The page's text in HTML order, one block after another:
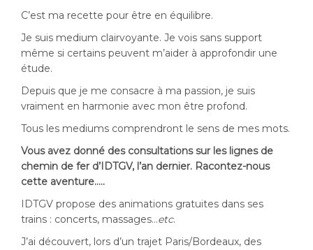
C’est ma recette pour être en équilibre.
Je suis medium clairvoyante. Je vois sans support
même si certains peuvent m’aider à approfondir une
étude.
Depuis que je me consacre à ma passion, je suis
vraiment en harmonie avec mon être profond.
Tous les mediums comprendront le sens de mes mots.
Vous avez donné des consultations sur les lignes de
chemin de fer d’IDTGV, l’an dernier. Racontez-nous
cette aventure…..
IDTGV propose des animations gratuites dans ses
trains : concerts, massages…etc.
J’ai découvert, lors d’un trajet Paris/Bordeaux, des